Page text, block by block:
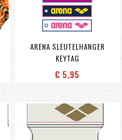
ARENA SLEUTELHANGER
KEYTAG
€ 5,95